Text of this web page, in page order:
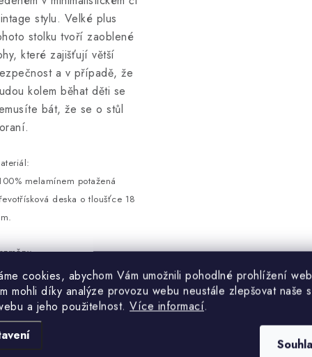
cookies, abychom Vám umožnili pohodlné prohlížení
mohli díky analýze provozu webu neustále zlepšovat naše
a jeho použitelnost. Více informací.
stylu. Velké plus
stolku tvoří zaoblené
které zajišťují větší
a v případě, že
kolem běhat děti se
bát, že se o stůl
melamínem potažená
deska o tloušťce 18
Šířka: 105 cm
34,6 cm
60 cm
nohou: 20 cm